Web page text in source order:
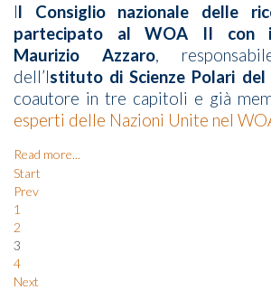
Il Consiglio nazionale delle
partecipato al WOA II con
Maurizio Azzaro,
dell’Istituto di Scienze Polari del
coautore in tre capitoli e già
esperti delle Nazioni Unite nel
Read more...
Start
Prev
1
2
3
4
Next